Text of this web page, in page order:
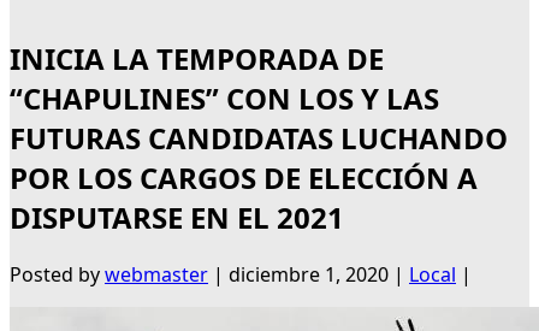
INICIA LA TEMPORADA DE
“CHAPULINES” CON LOS Y LAS
FUTURAS CANDIDATAS LUCHANDO
POR LOS CARGOS DE ELECCIÓN A
DISPUTARSE EN EL 2021
Posted bywebmaster | diciembre 1, 2020 | Local |